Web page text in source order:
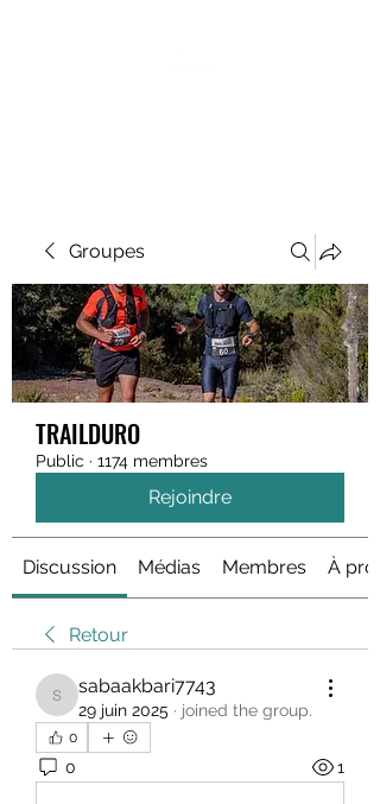
Groupes
TRAILDURO
Public · 1174 membres
Rejoindre
Discussion Médias Membres À
Retour
sabaakbari7743
sabaakbari7743
29 juin 2025 · joined the group.
0
0 1